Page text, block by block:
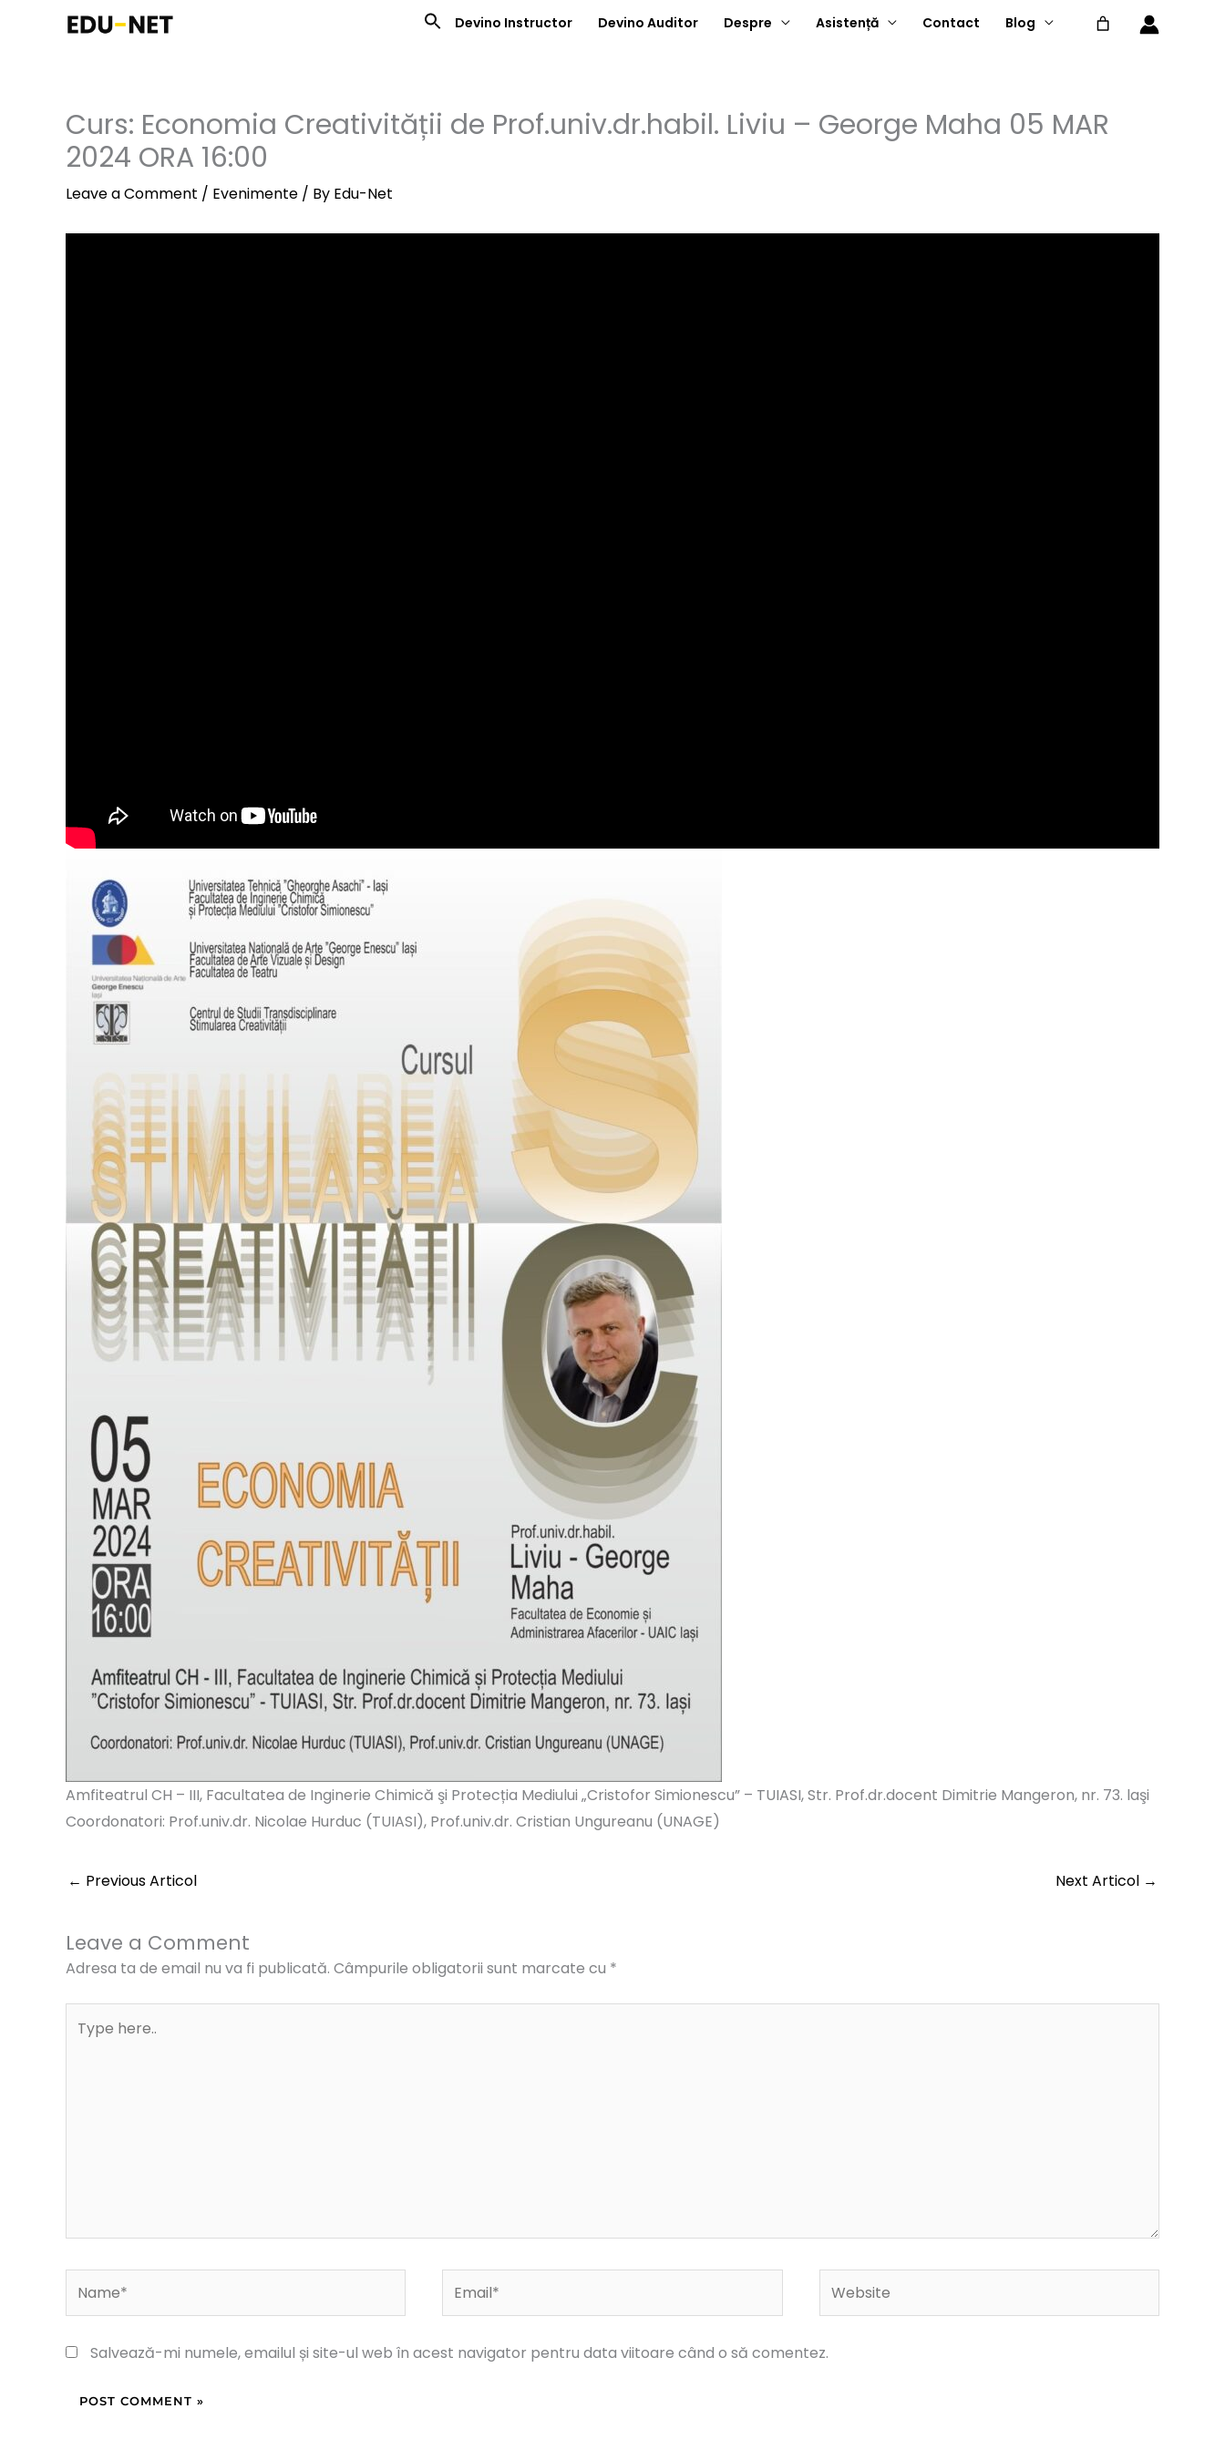
Devino Instructor Devino Auditor Despre Asistență Contact Blog
Curs: Economia Creativității de Prof.univ.dr.habil. Liviu – George Maha 05 MAR
2024 ORA 16:00
Leave a Comment / Evenimente / By Edu-Net
Amfiteatrul CH – III, Facultatea de Inginerie Chimică şi Protecția Mediului „Cristofor Simionescu” – TUIASI, Str. Prof.dr.docent Dimitrie Mangeron, nr. 73. laşi
Coordonatori: Prof.univ.dr. Nicolae Hurduc (TUIASI), Prof.univ.dr. Cristian Ungureanu (UNAGE)
← Previous Articol Next Articol →
Leave a Comment
Adresa ta de email nu va fi publicată. Câmpurile obligatorii sunt marcate cu *
here..
Email* Website
Salvează-mi numele, emailul și site-ul web în acest navigator pentru data viitoare când o să comentez.